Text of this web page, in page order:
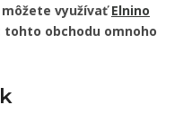
využívaťElnino
obchodu omnoho